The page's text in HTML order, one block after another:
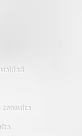
consulta